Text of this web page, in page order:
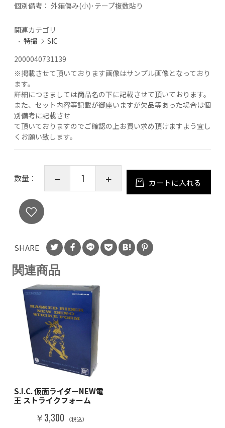
個別備考： 外箱傷み(小)･テープ複数貼り
関連カテゴリ
特撮
SIC
2000040731139
※掲載させて頂いております画像はサンプル画像となっており
ます。
詳細につきましては商品名の下に記載させて頂いております。
また、セット内容等記載が御座いますが欠品等あった場合は個
別備考に記載させ
て頂いておりますのでご確認の上お買い求め頂けますよう宜し
くお願い致します。
数量： カートに入れる
SHARE
関連商品
S.I.C. 仮面ライダーNEW電
王 ストライクフォーム
￥3,300 （税込）